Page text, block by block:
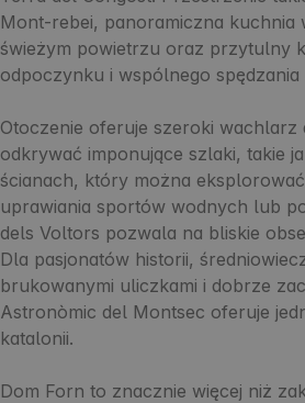
Mont-rebei, panoramiczna kuchnia
świeżym powietrzu oraz przytulny
odpoczynku i wspólnego
Otoczenie oferuje szeroki wachlarz
odkrywać imponujące szlaki, takie
ścianach, który można
uprawiania sportów wodnych lub
dels Voltors pozwala na bliskie
Dla pasjonatów historii,
brukowanymi uliczkami i dobrze
Astronòmic del Montsec oferuje
katalonii.
Dom Forn to znacznie więcej niż